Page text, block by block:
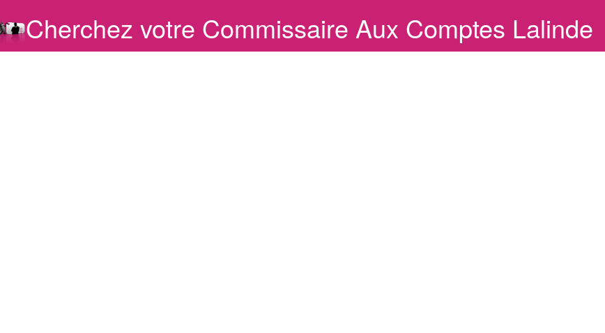
Cherchez votre Commissaire Aux Comptes Lalinde